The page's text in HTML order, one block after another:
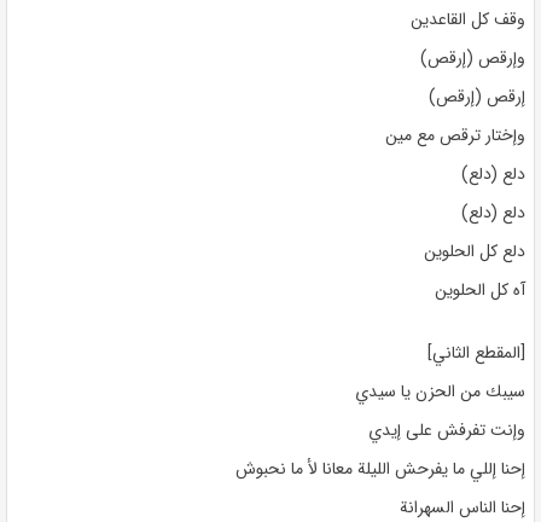
وقف كل القاعدين
وإرقص (إرقص)
إرقص (إرقص)
وإختار ترقص مع مين
دلع (دلع)
دلع (دلع)
دلع كل الحلوين
آه كل الحلوين
[المقطع الثاني]
سيبك من الحزن يا سيدي
وإنت تفرفش على إيدي
إحنا إللي ما يفرحش الليلة معانا لأ ما نحبوش
إحنا الناس السهرانة